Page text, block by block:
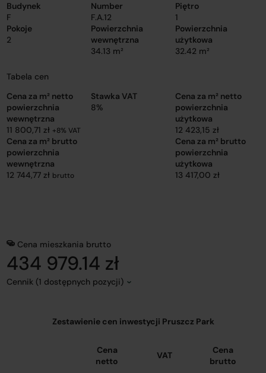
Budynek
F
Number
F.A.12
Piętro
1
Pokoje
2
Powierzchnia
wewnętrzna
34.13 m²
Powierzchnia
użytkowa
32.42 m²
Tabela cen
Cena za m² netto
powierzchnia
wewnętrzna
11 800,71 zł+8% VAT
Stawka VAT
8%
Cena za m² netto
powierzchnia
użytkowa
12 423,15 zł
Cena za m² brutto
powierzchnia
wewnętrzna
12 744,77 zł brutto
Cena za m² brutto
powierzchnia
użytkowa
13 417,00 zł
Cena mieszkania brutto
434 979.14 zł
Cennik (1 dostępnych pozycji)
Zestawienie cen inwestycji Pruszcz Park
Cena
netto
VAT
Cena
brutto